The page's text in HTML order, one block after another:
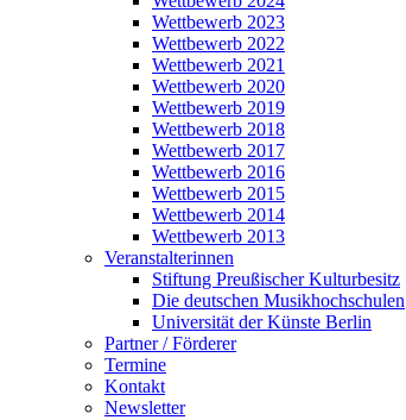
Wettbewerb 2023
Wettbewerb 2022
Wettbewerb 2021
Wettbewerb 2020
Wettbewerb 2019
Wettbewerb 2018
Wettbewerb 2017
Wettbewerb 2016
Wettbewerb 2015
Wettbewerb 2014
Wettbewerb 2013
Veranstalterinnen
Stiftung Preußischer Kulturbesitz
Die deutschen Musikhochschulen
Universität der Künste Berlin
Partner / Förderer
Termine
Kontakt
Newsletter